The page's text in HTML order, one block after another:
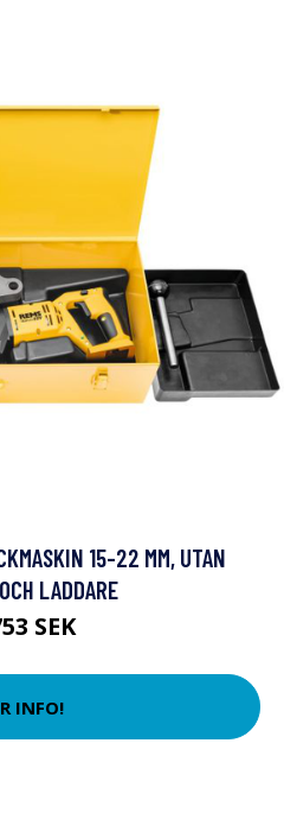
15-22 MM, UTAN
LADDARE
SEK
INFO!